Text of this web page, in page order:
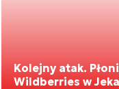
Kolejny atak.
Wildberries w